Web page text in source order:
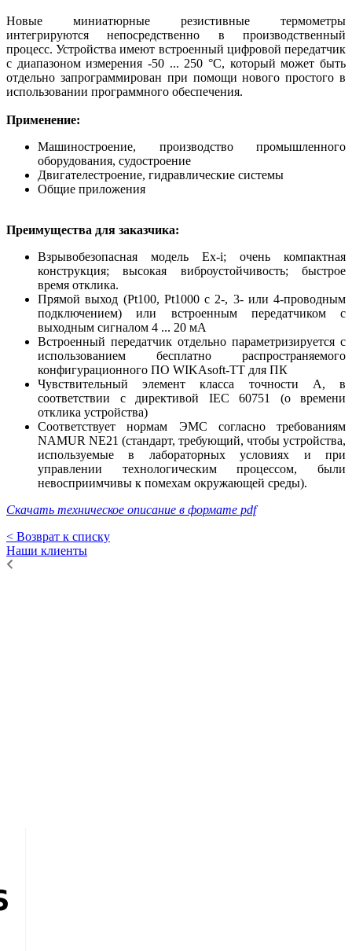
Новые миниатюрные резистивные термометры
интегрируются непосредственно в производственный
процесс. Устройства имеют встроенный цифровой передатчик
с диапазоном измерения -50 ... 250 °C, который может быть
отдельно запрограммирован при помощи нового простого в
использовании программного обеспечения.
Применение:
Машиностроение, производство промышленного
оборудования, судостроение
Двигателестроение, гидравлические системы
Общие приложения
Преимущества для заказчика:
Взрывобезопасная модель Ex-i; очень компактная
конструкция; высокая виброустойчивость; быстрое
время отклика.
Прямой выход (Pt100, Pt1000 с 2-, 3- или 4-проводным
подключением) или встроенным передатчиком с
выходным сигналом 4 ... 20 мА
Встроенный передатчик отдельно параметризируется с
использованием бесплатно распространяемого
конфигурационного ПО WIKAsoft-TT для ПК
Чувствительный элемент класса точности А, в
соответствии с директивой IEC 60751 (о времени
отклика устройства)
Соответствует нормам ЭМС согласно требованиям
NAMUR NE21 (стандарт, требующий, чтобы устройства,
используемые в лабораторных условиях и при
управлении технологическим процессом, были
невосприимчивы к помехам окружающей среды).
Скачать техническое описание в формате pdf
< Возврат к списку
Наши клиенты